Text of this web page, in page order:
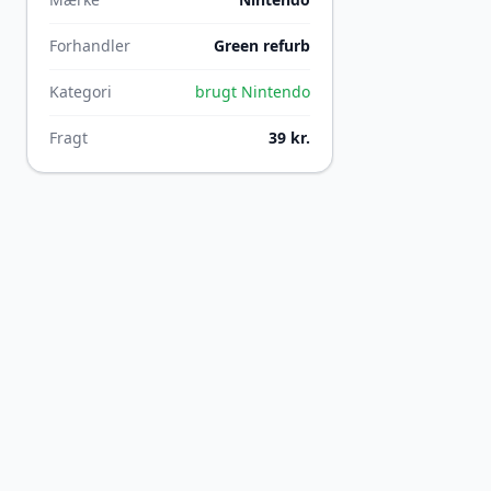
Forhandler Green refurb
Kategori brugt Nintendo
Fragt 39 kr.